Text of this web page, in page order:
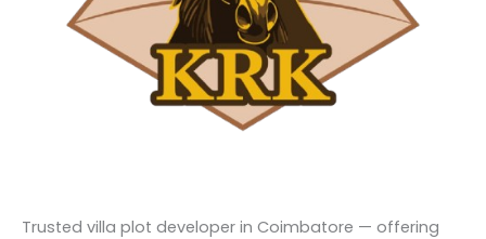
Trusted villa plot developer in Coimbatore — offering